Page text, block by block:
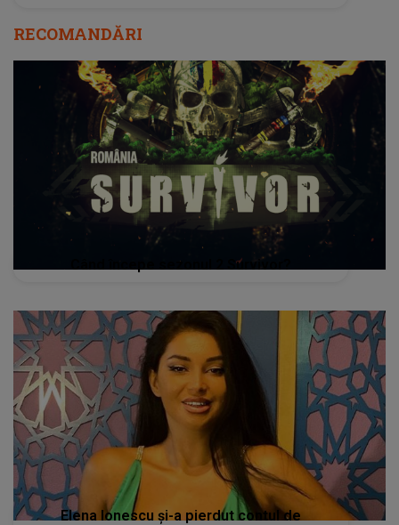
RECOMANDĂRI
Când începe sezonul 2 Survivor?
Elena Ionescu și-a pierdut contul de